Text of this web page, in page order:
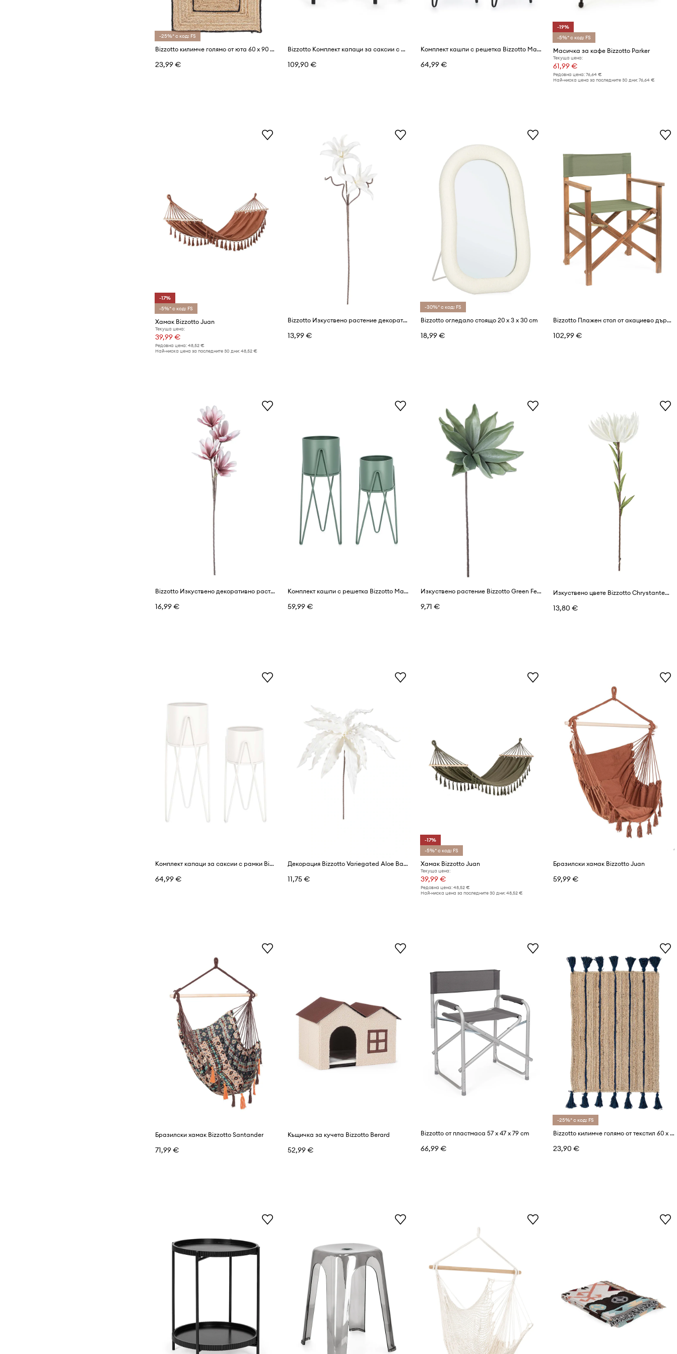
-25%* с код: FS
Bizzotto килимче голямо от юта 60 x 90 cm
23,99 €
Bizzotto Комплект капаци за саксии с рамка от прахово боядисана стомана 28 x 65 cm; 23 x 55 cm
109,90 €
Комплект кашпи с решетка Bizzotto Madelyn 23,5 x 57 / 21,5 x 46 cm (2 броя)
64,99 €
-19%
-5%* с код: FS
Масичка за кафе Bizzotto Parker
Текуща цена:
61,99 €
Редовна цена: 76,64 €
Най-ниска цена за последните 30 дни: 76,64 €
-17%
-5%* с код: FS
Хамак Bizzotto Juan
Текуща цена:
39,99 €
Редовна цена: 48,52 €
Най-ниска цена за последните 30 дни: 48,52 €
Bizzotto Изкуствено растение декоративно 22 x 113 cm
13,99 €
-30%* с код: FS
Bizzotto огледало стоящо 20 x 3 x 30 cm
18,99 €
Bizzotto Плажен стол от акациево дърво
102,99 €
Bizzotto Изкуствено декоративно растение 25 x 92 cm
16,99 €
Комплект кашпи с решетка Bizzotto Madelyn 23,5 × 53/57 / 21,5 × 42/46 cm (2 броя)
59,99 €
Изкуствено растение Bizzotto Green Ferox
9,71 €
Изкуствено цвете Bizzotto Chrystantemum
13,80 €
Комплект капаци за саксии с рамки Bizzotto Madelyn (2 броя)
64,99 €
Декорация Bizzotto Variegated Aloe Banch
11,75 €
-17%
-5%* с код: FS
Хамак Bizzotto Juan
Текуща цена:
39,99 €
Редовна цена: 48,52 €
Най-ниска цена за последните 30 дни: 48,52 €
Бразилски хамак Bizzotto Juan
59,99 €
Бразилски хамак Bizzotto Santander
71,99 €
Къщичка за кучета Bizzotto Berard
52,99 €
Bizzotto от пластмаса 57 x 47 x 79 cm
66,99 €
-25%* с код: FS
Bizzotto килимче голямо от текстил 60 x 90 cm
23,90 €